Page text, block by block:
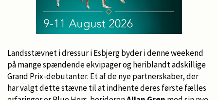
Landsstævnet i dressur i Esbjerg byder i denne weekend
på mange spændende ekvipager og heriblandt adskillige
Grand Prix-debutanter. Et af de nye partnerskaber, der
har valgt dette stævne til at indhente deres første fælles